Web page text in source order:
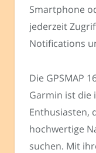
Smartphone
jederzeit
Notifications
Die GPSMAP
Garmin ist die
Enthusiasten,
hochwertige
suchen. Mit